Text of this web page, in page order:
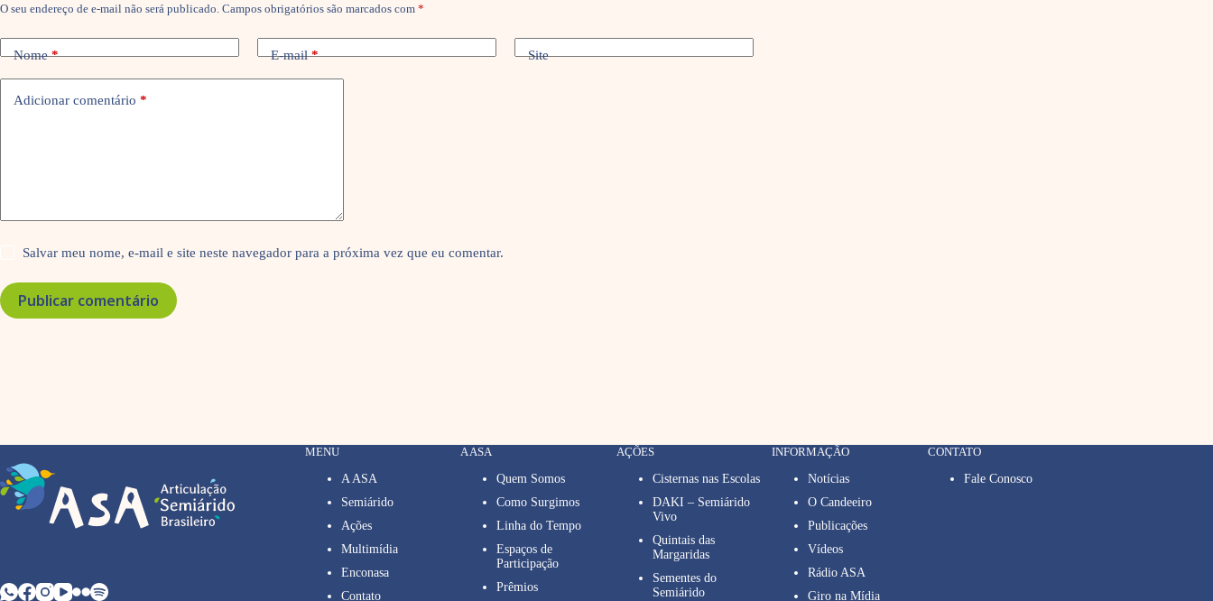
O seu endereço de e-mail não será publicado. Campos obrigatórios são marcados com *
Nome* E-mail* Site
Adicionar comentário *
Salvar meu nome, e-mail e site neste navegador para a próxima vez que eu comentar.
Publicar comentário
MENU
A ASA
Semiárido
Ações
Multimídia
Enconasa
Contato
A ASA
Quem Somos
Como Surgimos
Linha do Tempo
Espaços de
Participação
Prêmios
AÇÕES
Cisternas nas Escolas
DAKI – Semiárido
Vivo
Quintais das
Margaridas
Sementes do
Semiárido
INFORMAÇÃO
Notícias
O Candeeiro
Publicações
Vídeos
Rádio ASA
Giro na Mídia
CONTATO
Fale Conosco